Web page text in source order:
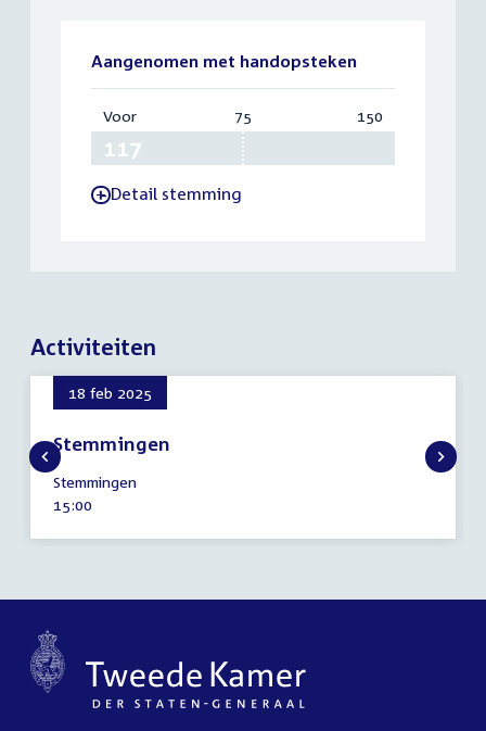
Aangenomen met handopsteken
Voor:
75 150
-Detail stemming
Activiteiten
18 feb 2025
Stemmingen
18
februari
2025
Stemmingen
Tijd
15:00